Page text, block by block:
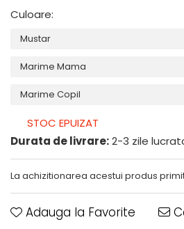
Culoare:
STOC EPUIZAT
Durata de livrare:2-3 zile
La achizitionarea acestui produs
Adauga la Favorite